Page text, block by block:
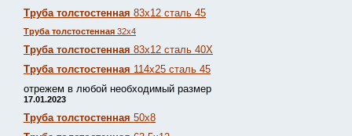
Труба толстостенная 83х12 сталь 45
Труба толстостенная 32х4
Труба толстостенная 83х12 сталь 40Х
Труба толстостенная 114х25 сталь 45
отрежем в любой необходимый размер
17.01.2023
Труба толстостенная 50х8